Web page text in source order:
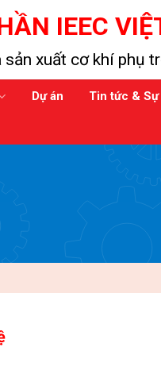
IEEC
xuất cơ khí phụ
Dự án Tin tức & Sự